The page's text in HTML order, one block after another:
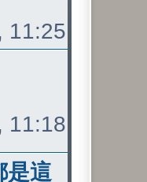
11:25
11:18
是這